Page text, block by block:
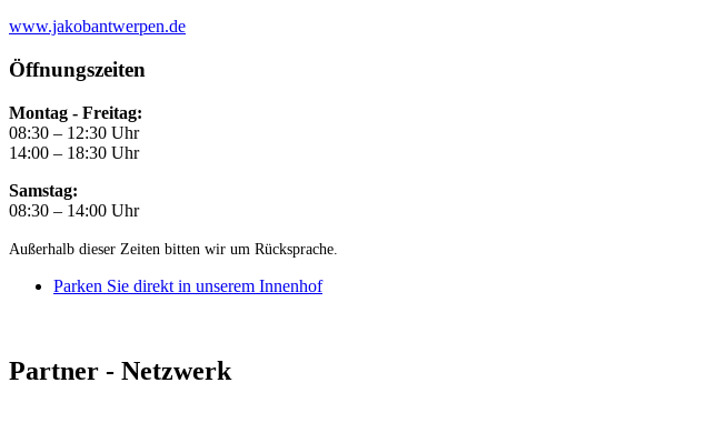
www.jakobantwerpen.de
Öffnungszeiten
Montag - Freitag:
08:30 – 12:30 Uhr
14:00 – 18:30 Uhr
Samstag:
08:30 – 14:00 Uhr
Außerhalb dieser Zeiten bitten wir um Rücksprache.
Parken Sie direkt in unserem Innenhof
Partner - Netzwerk